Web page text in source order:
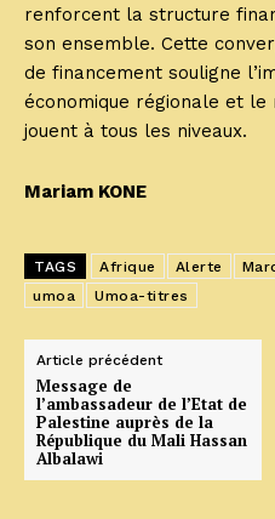
renforcent la structure
son ensemble. Cette
de financement souligne
économique régionale et
jouent à tous les niveaux.
Mariam KONE
TAGS Afrique Alerte
umoa
Umoa-titres
Article précédent
Message de
l’ambassadeur de l’Etat de
Palestine auprès de la
République du Mali Hassan
Albalawi